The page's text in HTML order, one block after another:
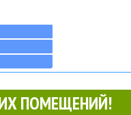
ПОМЕЩЕНИЙ!